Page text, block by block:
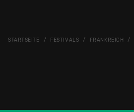
STARTSEITE FESTIVALS FRANKREICH